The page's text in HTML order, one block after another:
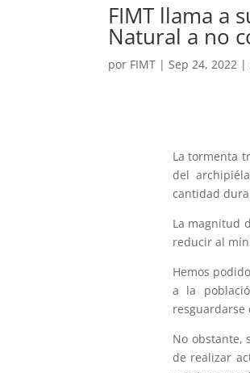
FIMT llama a
Natural a no
por FIMT |Sep 24, 2022 |
La tormenta
del
cantidad
La magnitud
reducir al
Hemos
a la
resguardarse
No obstante,
de realizar